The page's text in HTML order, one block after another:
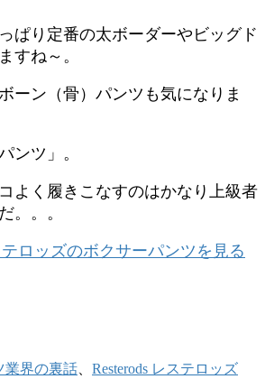
ぱり定番の太ボーダーやビッグド
すね～。
ーン（骨）パンツも気になりま
ンツ」。
よく履きこなすのはかなり上級者
。。。
ロッズのボクサーパンツを見る
業界の裏話
Resterods レステロッズ